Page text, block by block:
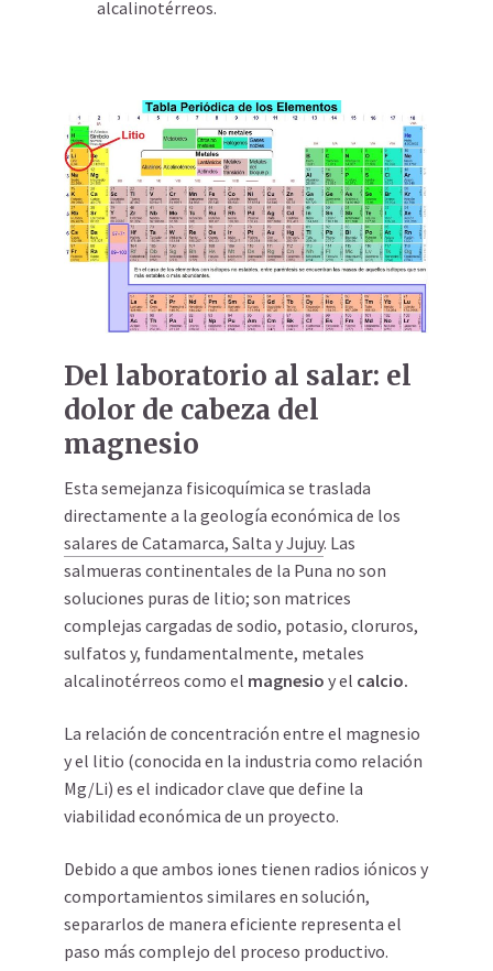
alcalinotérreos.
Del laboratorio al salar: el
dolor de cabeza del
magnesio
Esta semejanza fisicoquímica se traslada
directamente a la geología económica de los
salares de Catamarca, Salta y Jujuy. Las
salmueras continentales de la Puna no son
soluciones puras de litio; son matrices
complejas cargadas de sodio, potasio, cloruros,
sulfatos y, fundamentalmente, metales
alcalinotérreos como el magnesio y el calcio.
La relación de concentración entre el magnesio
y el litio (conocida en la industria como relación
Mg/Li) es el indicador clave que define la
viabilidad económica de un proyecto.
Debido a que ambos iones tienen radios iónicos y
comportamientos similares en solución,
separarlos de manera eficiente representa el
paso más complejo del proceso productivo.